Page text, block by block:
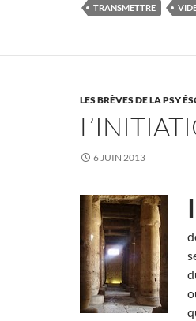
TRANSMETTRE
LES BRÈVES DE LA PSY
6 JUIN 2013
I